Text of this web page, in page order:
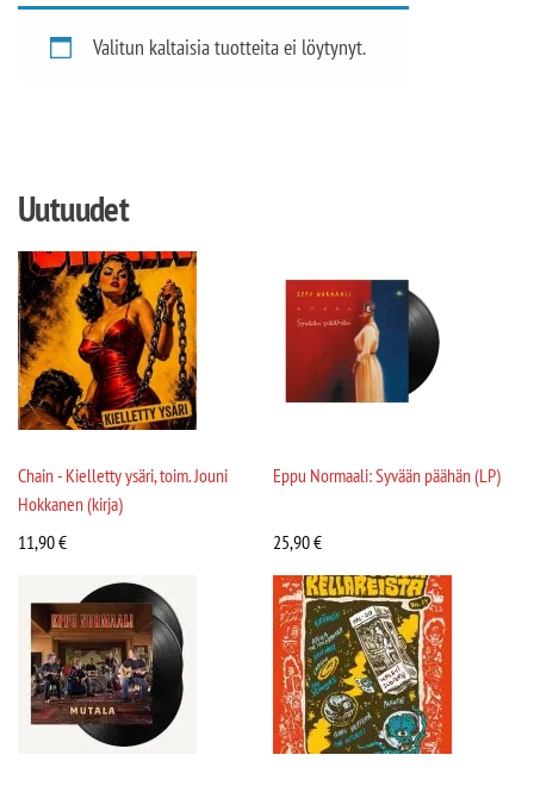
Valitun kaltaisia tuotteita ei löytynyt.
Uutuudet
Chain - Kielletty ysäri, toim. Jouni
Hokkanen (kirja)
11,90€
Eppu Normaali: Syvään päähän (LP)
25,90€